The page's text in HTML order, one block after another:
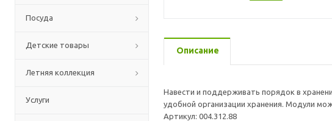
Посуда
Детские товары
Летняя коллекция
Услуги
Описание
Навести и поддерживать порядок в
удобной организации хранения. Модули
Артикул: 004.312.88